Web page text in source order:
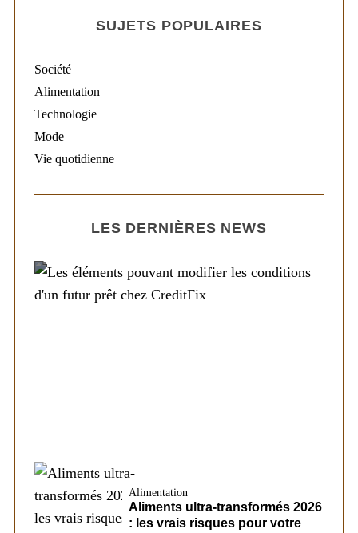
SUJETS POPULAIRES
Société
Alimentation
Technologie
Mode
Vie quotidienne
LES DERNIÈRES NEWS
Alimentation
Aliments ultra-transformés 2026
: les vrais risques pour votre